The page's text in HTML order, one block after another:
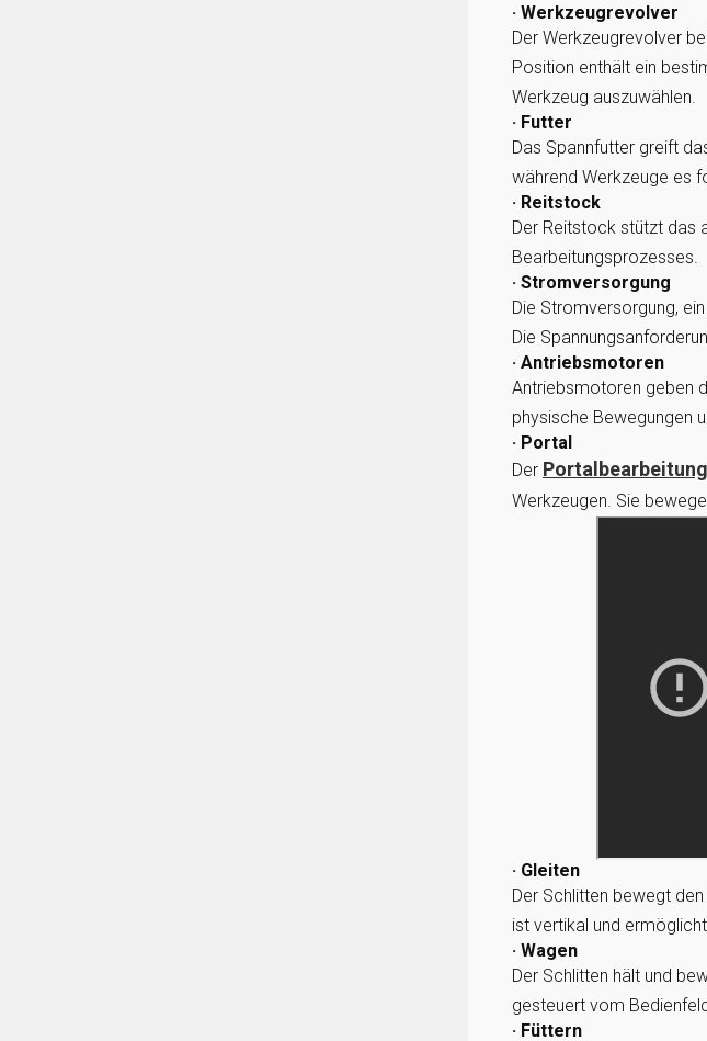
· Werkzeugrevolver
Der Werkzeugrevolver
Position enthält ein
Werkzeug auszuwählen.
· Futter
Das Spannfutter greift
während Werkzeuge es
· Reitstock
Der Reitstock stützt das
Bearbeitungsprozesses.
· Stromversorgung
Die Stromversorgung,
Die
· Antriebsmotoren
Antriebsmotoren geben
physische Bewegungen
· Portal
Der
Werkzeugen. Sie
· Gleiten
Der Schlitten bewegt
ist vertikal und
· Wagen
Der Schlitten hält und
gesteuert vom
· Füttern